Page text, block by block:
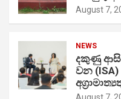
August 7,
NEWS
දකුණු
වන (ISA)